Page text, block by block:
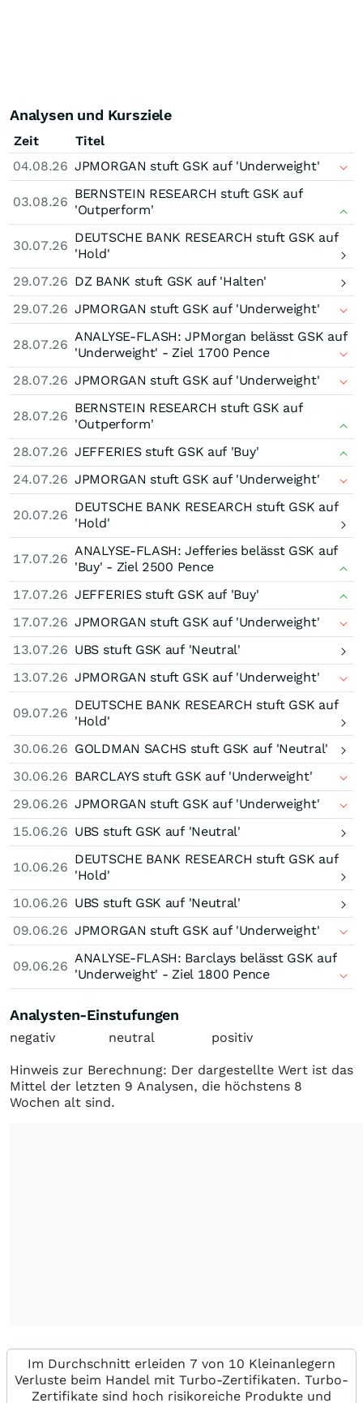
Analysen und Kursziele
Zeit
Titel
04.08.26 JPMORGAN stuft GSK auf 'Underweight'
03.08.26
BERNSTEIN RESEARCH stuft GSK auf
'Outperform'
30.07.26
DEUTSCHE BANK RESEARCH stuft GSK auf
'Hold'
29.07.26 DZ BANK stuft GSK auf 'Halten'
29.07.26 JPMORGAN stuft GSK auf 'Underweight'
28.07.26
ANALYSE-FLASH: JPMorgan belässt GSK auf
'Underweight' - Ziel 1700 Pence
28.07.26 JPMORGAN stuft GSK auf 'Underweight'
28.07.26
BERNSTEIN RESEARCH stuft GSK auf
'Outperform'
28.07.26 JEFFERIES stuft GSK auf 'Buy'
24.07.26 JPMORGAN stuft GSK auf 'Underweight'
20.07.26
DEUTSCHE BANK RESEARCH stuft GSK auf
'Hold'
17.07.26
ANALYSE-FLASH: Jefferies belässt GSK auf
'Buy' - Ziel 2500 Pence
17.07.26 JEFFERIES stuft GSK auf 'Buy'
17.07.26 JPMORGAN stuft GSK auf 'Underweight'
13.07.26 UBS stuft GSK auf 'Neutral'
13.07.26 JPMORGAN stuft GSK auf 'Underweight'
09.07.26
DEUTSCHE BANK RESEARCH stuft GSK auf
'Hold'
30.06.26 GOLDMAN SACHS stuft GSK auf 'Neutral'
30.06.26 BARCLAYS stuft GSK auf 'Underweight'
29.06.26 JPMORGAN stuft GSK auf 'Underweight'
15.06.26 UBS stuft GSK auf 'Neutral'
10.06.26
DEUTSCHE BANK RESEARCH stuft GSK auf
'Hold'
10.06.26 UBS stuft GSK auf 'Neutral'
09.06.26 JPMORGAN stuft GSK auf 'Underweight'
09.06.26
ANALYSE-FLASH: Barclays belässt GSK auf
'Underweight' - Ziel 1800 Pence
Analysten-Einstufungen
negativ neutral positiv
Hinweis zur Berechnung: Der dargestellte Wert ist das
Mittel der letzten 9 Analysen, die höchstens 8
Wochen alt sind.
Im Durchschnitt erleiden 7 von 10 Kleinanlegern
Verluste beim Handel mit Turbo-Zertifikaten. Turbo-
Zertifikate sind hoch risikoreiche Produkte und